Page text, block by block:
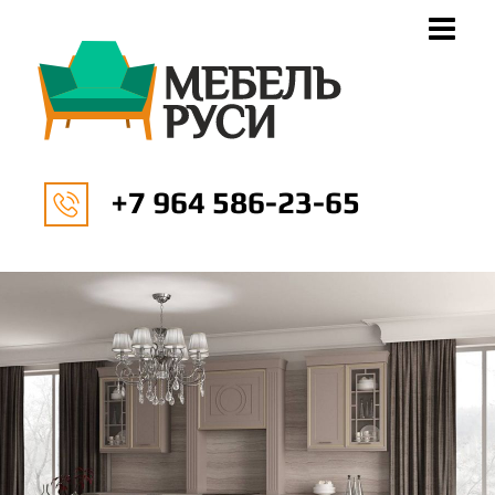
+7 964 586-23-65